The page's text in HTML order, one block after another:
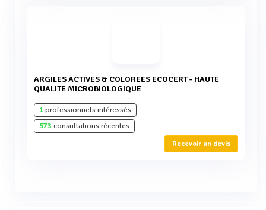
ARGILES ACTIVES & COLOREES ECOCERT - HAUTE
QUALITE MICROBIOLOGIQUE
1professionnels intéressés
573 consultations récentes
Recevoir un devis